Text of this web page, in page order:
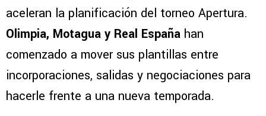
aceleran la planificación del torneo Apertura.
Olimpia, Motagua y Real España han
comenzado a mover sus plantillas entre
incorporaciones, salidas y negociaciones para
hacerle frente a una nueva temporada.